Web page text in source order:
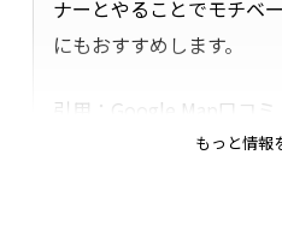
ナーとやることでモチベ
にもおすすめします。
引用： Google Map口コミ
もっと情報